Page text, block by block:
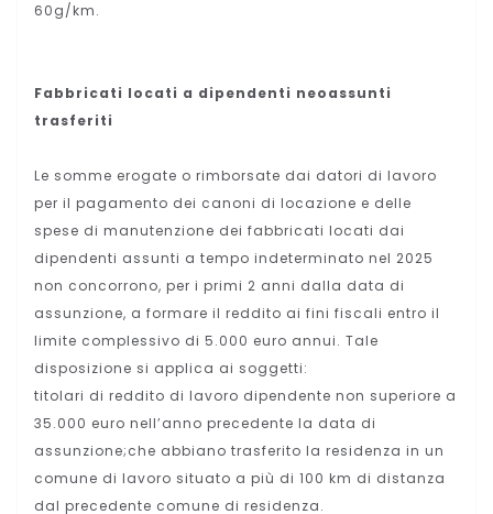
60g/km.
Fabbricati locati a dipendenti neoassunti
trasferiti
Le somme erogate o rimborsate dai datori di lavoro
per il pagamento dei canoni di locazione e delle
spese di manutenzione dei fabbricati locati dai
dipendenti assunti a tempo indeterminato nel 2025
non concorrono, per i primi 2 anni dalla data di
assunzione, a formare il reddito ai fini fiscali entro il
limite complessivo di 5.000 euro annui. Tale
disposizione si applica ai soggetti:
titolari di reddito di lavoro dipendente non superiore a
35.000 euro nell’anno precedente la data di
assunzione;che abbiano trasferito la residenza in un
comune di lavoro situato a più di 100 km di distanza
dal precedente comune di residenza.